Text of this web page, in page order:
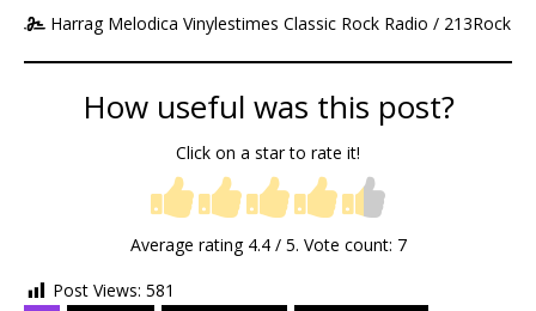
Harrag Melodica Vinylestimes Classic Rock Radio / 213Rock
How useful was this post?
Click on a star to rate it!
Average rating 4.4/ 5. Vote count: 7
Post Views: 581